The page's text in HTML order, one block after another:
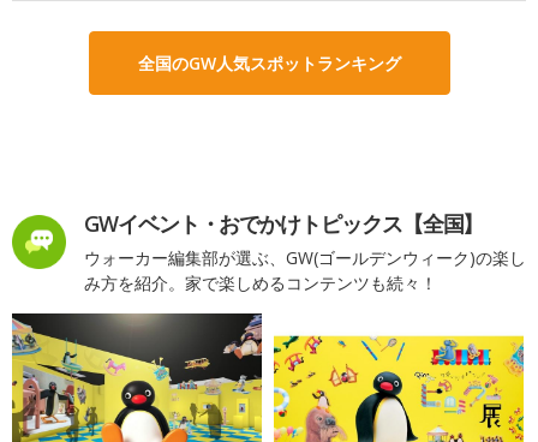
全国のGW人気スポットランキング
GWイベント・おでかけトピックス【全国】
ウォーカー編集部が選ぶ、GW(ゴールデンウィーク)の楽し
み方を紹介。家で楽しめるコンテンツも続々！